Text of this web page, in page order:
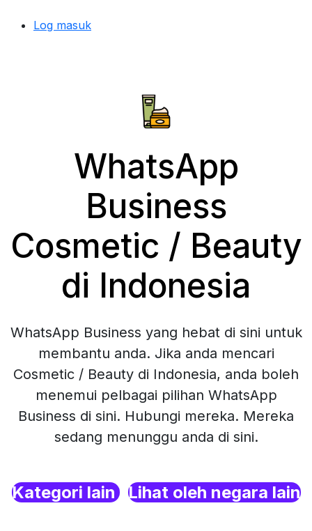
Log masuk
WhatsApp
Business
Cosmetic / Beauty
di Indonesia
WhatsApp Business yang hebat di sini untuk
membantu anda. Jika anda mencari
Cosmetic / Beauty di Indonesia, anda boleh
menemui pelbagai pilihan WhatsApp
Business di sini. Hubungi mereka. Mereka
sedang menunggu anda di sini.
Kategori lain Lihat oleh negara lain